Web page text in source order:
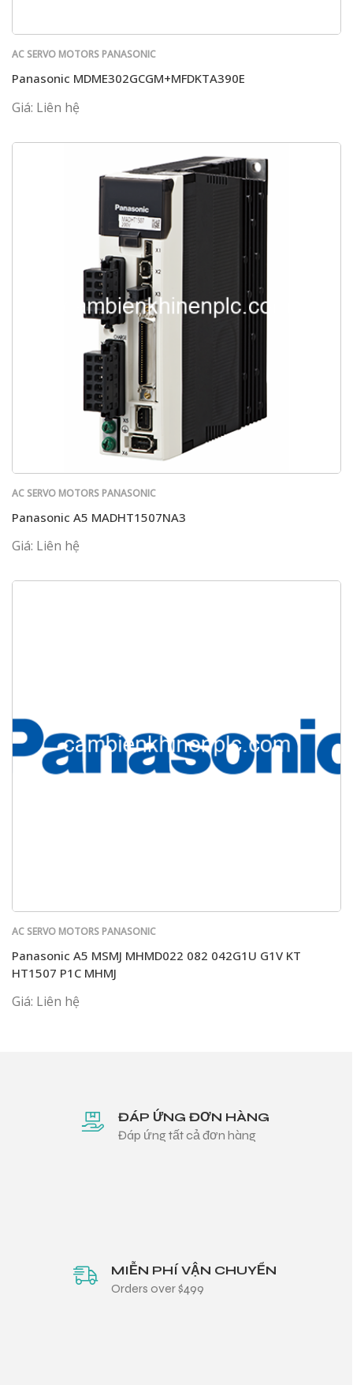
AC SERVO MOTORS PANASONIC
Panasonic MDME302GCGM+MFDKTA390E
Giá: Liên hệ
AC SERVO MOTORS PANASONIC
Panasonic A5 MADHT1507NA3
Giá: Liên hệ
AC SERVO MOTORS PANASONIC
Panasonic A5 MSMJ MHMD022 082 042G1U G1V KT
HT1507 P1C MHMJ
Giá: Liên hệ
ĐÁP ỨNG ĐƠN HÀNG
Đáp ứng tất cả đơn hàng
MIỄN PHÍ VẬN CHUYỂN
Orders over $499